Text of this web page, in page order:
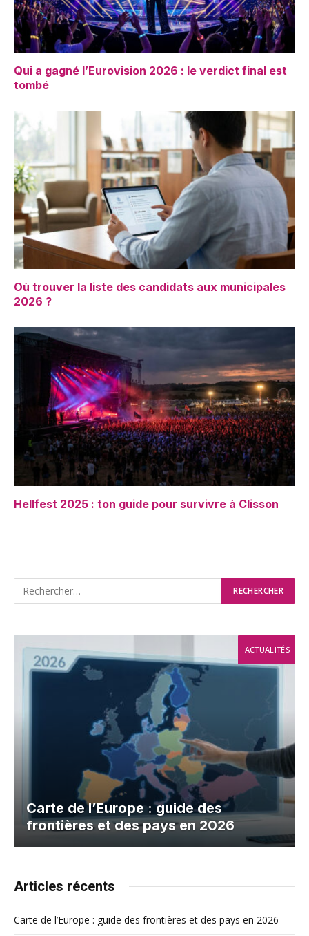
Qui a gagné l’Eurovision 2026 : le verdict final est
tombé
Où trouver la liste des candidats aux municipales
2026 ?
Hellfest 2025 : ton guide pour survivre à Clisson
ACTUALITÉS
Carte de l’Europe : guide des
frontières et des pays en 2026
Articles récents
Carte de l’Europe : guide des frontières et des pays en 2026